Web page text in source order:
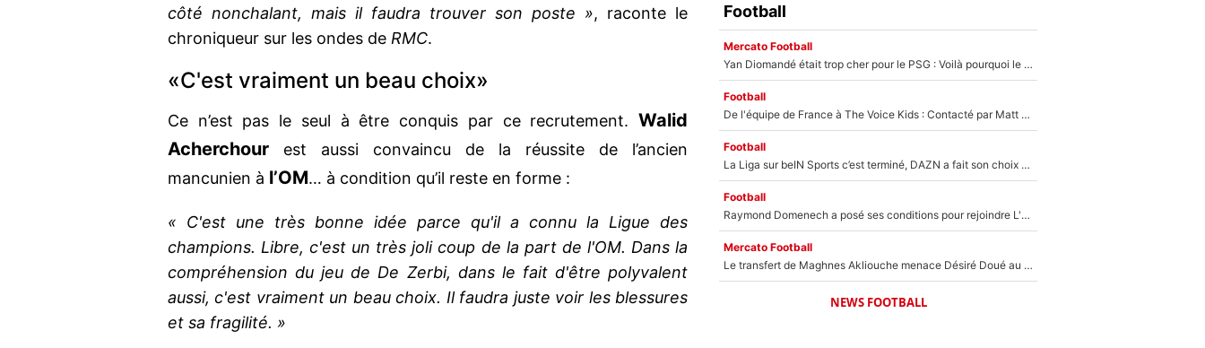
côté nonchalant, mais il faudra trouver son poste », raconte le
chroniqueur sur les ondes de RMC.
«C'est vraiment un beau choix»
Ce n’est pas le seul à être conquis par ce recrutement. Walid
Acherchour est aussi convaincu de la réussite de l’ancien
mancunien à l’OM… à condition qu’il reste en forme :
« C'est une très bonne idée parce qu'il a connu la Ligue des
champions. Libre, c'est un très joli coup de la part de l'OM. Dans la
compréhension du jeu de De Zerbi, dans le fait d'être polyvalent
aussi, c'est vraiment un beau choix. Il faudra juste voir les blessures
et sa fragilité. »
Football
Mercato Football
Yan Diomandé était trop cher pour le PSG : Voilà pourquoi le Real Madrid a accepté de payer la somme record de 140M€ pour boucler son transfert !
Football
De l'équipe de France à The Voice Kids : Contacté par Matt Pokora, Kylian Mbappé a accepté de jouer un rôle inédit sur TF1 !
Football
La Liga sur beIN Sports c’est terminé, DAZN a fait son choix pour Benjamin Da Silva et Omar Da Fonseca !
Football
Raymond Domenech a posé ses conditions pour rejoindre L'EQUIPE du Soir : Il refuse de faire l'émission avec un autre chroniqueur !
Mercato Football
Le transfert de Maghnes Akliouche menace Désiré Doué au PSG : «Je valide à 200%»
NEWS FOOTBALL